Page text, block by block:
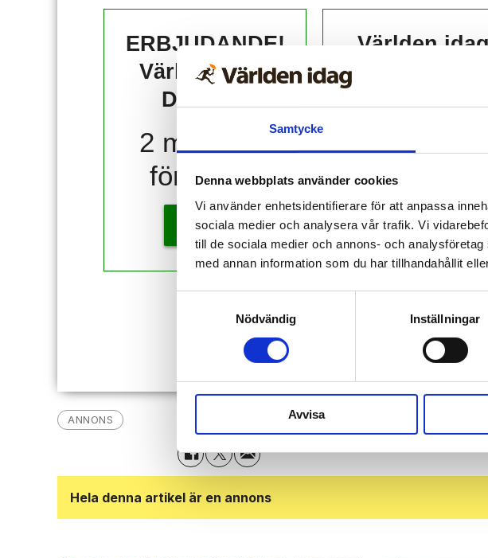
Samtycke
Denna webbplats använder cookies
Vi använder enhetsidentifierare för att anpassa
sociala medier och analysera vår trafik. Vi
till de sociala medier och annons- och
med annan information som du har tillhandahållit
Nödvändig
Inställningar
Avvisa
ERBJUDANDE!
Världen idag
DIGITAL
2 månader
för 10 kr!
KÖP
Världen idag
139,-
ANNONS
Hela denna artikel är en annons